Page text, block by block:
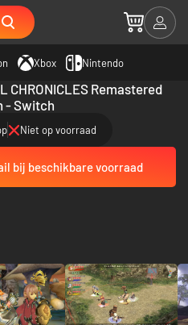
Xbox Nintendo
CHRONICLES Remastered
- Switch
Niet op voorraad
bij beschikbare voorraad